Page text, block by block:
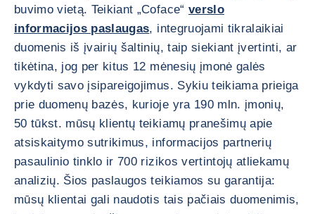
buvimo vietą. Teikiant „Coface“ verslo
informacijos paslaugas, integruojami tikralaikiai
duomenis iš įvairių šaltinių, taip siekiant įvertinti, ar
tikėtina, jog per kitus 12 mėnesių įmonė galės
vykdyti savo įsipareigojimus. Sykiu teikiama prieiga
prie duomenų bazės, kurioje yra 190 mln. įmonių,
50 tūkst. mūsų klientų teikiamų pranešimų apie
atsiskaitymo sutrikimus, informacijos partnerių
pasaulinio tinklo ir 700 rizikos vertintojų atliekamų
analizių. Šios paslaugos teikiamos su garantija:
mūsų klientai gali naudotis tais pačiais duomenimis,